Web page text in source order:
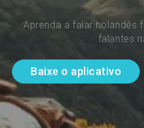
Aprenda a falar
falantes
Baixe o aplicativo